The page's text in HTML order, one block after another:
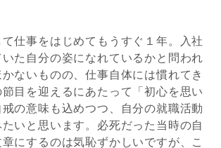
仕事をはじめてもうすぐ１年。入社
た自分の姿になれているかと問われ
ないものの、仕事自体には慣れてき
目を迎えるにあたって「初心を思い
の意味も込めつつ、自分の就職活動
いと思います。必死だった当時の自
にするのは気恥ずかしいですが、こ